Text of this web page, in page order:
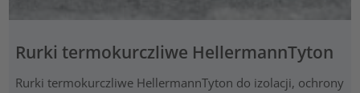
Rurki termokurczliwe HellermannTyton
Rurki termokurczliwe HellermannTyton do izolacji, ochrony